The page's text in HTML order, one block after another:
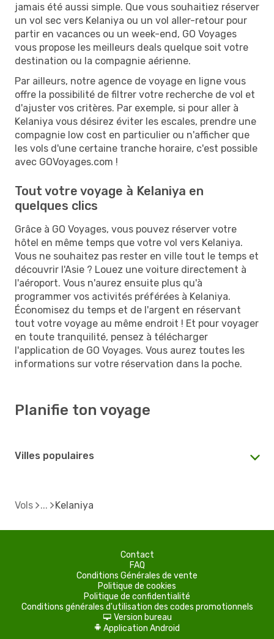
jamais été aussi simple. Que vous souhaitiez réserver
un vol sec vers Kelaniya ou un vol aller-retour pour
partir en vacances ou un week-end, GO Voyages
vous propose les meilleurs deals quelque soit votre
destination ou la compagnie aérienne.
Par ailleurs, notre agence de voyage en ligne vous
offre la possibilité de filtrer votre recherche de vol et
d'ajuster vos critères. Par exemple, si pour aller à
Kelaniya vous désirez éviter les escales, prendre une
compagnie low cost en particulier ou n'afficher que
les vols d'une certaine tranche horaire, c'est possible
avec GOVoyages.com !
Tout votre voyage à Kelaniya en
quelques clics
Grâce à GO Voyages, vous pouvez réserver votre
hôtel en même temps que votre vol vers Kelaniya.
Vous ne souhaitez pas rester en ville tout le temps et
découvrir l'Asie ? Louez une voiture directement à
l'aéroport. Vous n'aurez ensuite plus qu'à
programmer vos activités préférées à Kelaniya.
Économisez du temps et de l'argent en réservant
tout votre voyage au même endroit ! Et pour voyager
en toute tranquilité, pensez à télécharger
l'application de GO Voyages. Vous aurez toutes les
informations sur votre réservation dans la poche.
Planifie ton voyage
Villes populaires
Vols Kelaniya
Contact
FAQ
Conditions Générales de vente
Politique de cookies
Politique de confidentialité
Conditions générales d'utilisation des codes promotionnels
d Version bureau
A Application Android